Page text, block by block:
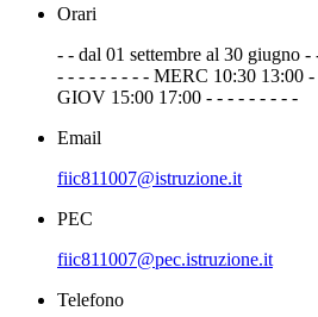
Orari
- - dal 01 settembre al 30 giugno
- - - - - - - - - MERC 10:30 13:00
GIOV 15:00 17:00 - - - - - - - - -
Email
fiic811007@istruzione.it
PEC
fiic811007@pec.istruzione.it
Telefono